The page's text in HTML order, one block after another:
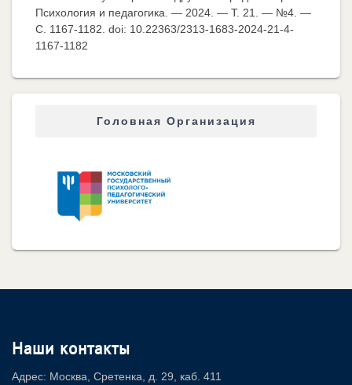
Психология и педагогика. — 2024. — Т. 21. — №4. —
C. 1167-1182. doi: 10.22363/2313-1683-2024-21-4-
1167-1182
Головная Организация
Наши контакты
Адрес: Москва, Сретенка, д. 29, каб. 411